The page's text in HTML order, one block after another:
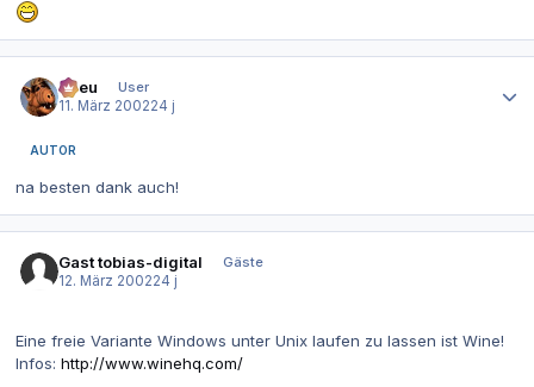
etreu
User
11. März 200224 j
AUTOR
na besten dank auch!
Gast tobias-digital
Gäste
12. März 200224 j
Eine freie Variante Windows unter Unix laufen zu lassen ist Wine!
Infos: http://www.winehq.com/